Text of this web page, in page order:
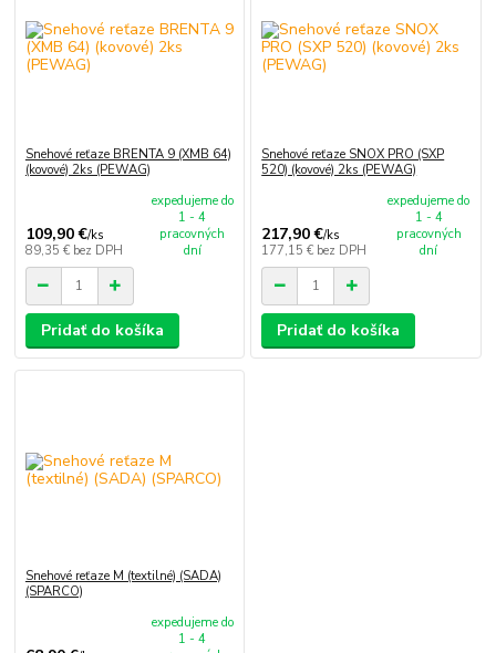
Snehové reťaze BRENTA 9 (XMB 64)
(kovové) 2ks (PEWAG)
109,90 €/ks
89,35 € bez DPH
expedujeme do
1 - 4
pracovných
dní
Pridať do košíka
Snehové reťaze SNOX PRO (SXP
520) (kovové) 2ks (PEWAG)
217,90 €/ks
177,15 € bez DPH
expedujeme do
1 - 4
pracovných
dní
Pridať do košíka
Snehové reťaze M (textilné) (SADA)
(SPARCO)
expedujeme do
1 - 4